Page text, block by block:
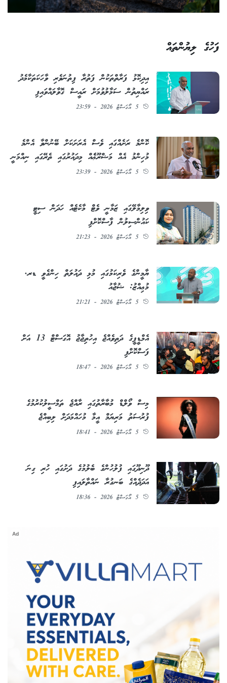
ފަހުގެ ލިޔުންތައް
އިދިކޮޅު ފަރާތްތަކުން ފަތުރާ ފިތުނަވެރި ވާހަކަތަކާމެދު
ރައްޔިތުން ސަމާލުވުމަށް ރައީސް ގޮވާލައްވައިފި
5 އޯގަސްޓު 2026 - 23:59
ކޮންމެ ރަށެއްގައި ވެސް އެރަށަކަށް ބޭނުންވާ އެންމެ
މުހިންމު އެއް މަޝްރޫޢެެއް މިދައުރުގައި ތެރޭގައި ނިއްމަނީ
5 އޯގަސްޓު 2026 - 23:39
ވިލިމާލޭގައި ޒަމާނީ ވެޓް މާކެޓެއް ހަދަން ސިޓީ
ކައުންސިލުން ފާސްކޮށްފި
5 އޯގަސްޓު 2026 - 21:23
ޔާމީންގެ ވެރިކަމުގައި މުޅި ދައުލަތް ހިންގެވީ ޑރ.
މުޢިއްޒު: ޝުޖާއު
5 އޯގަސްޓު 2026 - 21:21
އެމްޑީޕީގެ ދަތިވެއްޖެ އިހުތިޖާޖު އޮގަސްޓް 13 އަށް
ފަސްކޮށްފި
5 އޯގަސްޓު 2026 - 18:47
މިސް ވޯލްޑް މުބާރާތުގައި ރާއްޖެ ތަމްސީލުކުރުމުގެ
ފުރުސަތު މަރިޔަމް އީމާ މުހައްމަދަށް ލިބިއްޖެ
5 އޯގަސްޓު 2026 - 18:41
ދޫނިދޫގައި ފުލުހުންގެ ބެލުމުގެ ދަށުގައި ހުރި ގިނަ
އަދަދެއްގެ ބަނގުރާ ނައްތާލައިފި
5 އޯގަސްޓު 2026 - 18:36
Ad